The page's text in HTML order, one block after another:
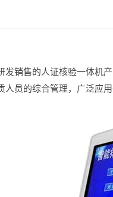
发销售的人证核验一体机
员的综合管理，广泛应